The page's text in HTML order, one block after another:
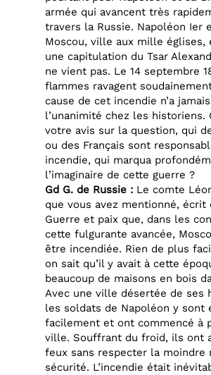
armée qui avancent très
travers la Russie. Napoléon Ier
Moscou, ville aux mille églises,
une capitulation du Tsar
ne vient pas. Le 14 septembre
flammes ravagent
cause de cet incendie n’a
l’unanimité chez les historiens.
votre avis sur la question, qui
ou des Français sont
incendie, qui marqua
l’imaginaire de cette guerre ?
Gd G. de Russie : Le comte
que vous avez mentionné, écrit
Guerre et paix que, dans les
cette fulgurante avancée,
être incendiée. Rien de plus
on sait qu’il y avait à cette
beaucoup de maisons en bois
Avec une ville désertée de ses
les soldats de Napoléon y sont
facilement et ont commencé à
ville. Souffrant du froid, ils ont
feux sans respecter la moindre
sécurité. L’incendie était